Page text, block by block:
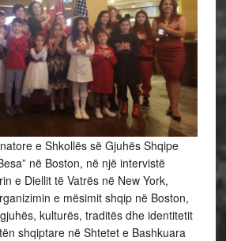
e Shkollës së Gjuhës Shqipe
në Boston, në një intervistë
e Diellit të Vatrës në New York,
e mësimit shqip në Boston,
kulturës, traditës dhe identitetit
shqiptare në Shtetet e Bashkuara